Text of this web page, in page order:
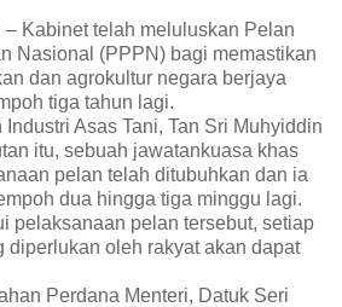
– Kabinet telah meluluskan Pelan
Nasional (PPPN) bagi memastikan
dan agrokultur negara berjaya
tiga tahun lagi.
Asas Tani, Tan Sri Muhyiddin
itu, sebuah jawatankuasa khas
pelan telah ditubuhkan dan ia
dua hingga tiga minggu lagi.
pelaksanaan pelan tersebut, setiap
diperlukan oleh rakyat akan dapat
Perdana Menteri, Datuk Seri